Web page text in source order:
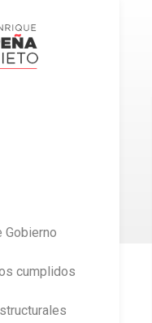
Gobierno
cumplidos